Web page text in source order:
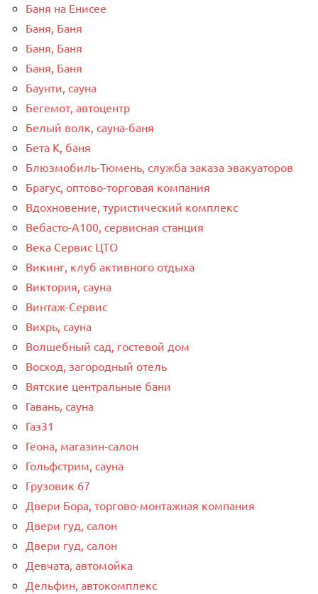
Баня на Енисее
Баня, Баня
Баня, Баня
Баня, Баня
Баунти, сауна
Бегемот, автоцентр
Белый волк, сауна-баня
Бета К, баня
Блюзмобиль-Тюмень, служба заказа эвакуаторов
Брагус, оптово-торговая компания
Вдохновение, туристический комплекс
Вебасто-А100, сервисная станция
Века Сервис ЦТО
Викинг, клуб активного отдыха
Виктория, сауна
Винтаж-Сервис
Вихрь, сауна
Волшебный сад, гостевой дом
Восход, загородный отель
Вятские центральные бани
Гавань, сауна
Газ31
Геона, магазин-салон
Гольфстрим, сауна
Грузовик 67
Двери Бора, торгово-монтажная компания
Двери гуд, салон
Двери гуд, салон
Девчата, автомойка
Дельфин, автокомплекс